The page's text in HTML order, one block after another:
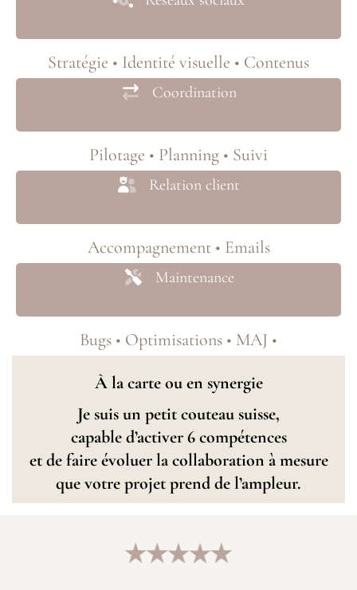
Stratégie • Identité visuelle • Contenus
Coordination
Pilotage • Planning • Suivi
Relation client
Accompagnement • Emails
Maintenance
Bugs • Optimisations • MAJ •
À la carte ou en synergie
Je suis un petit couteau suisse,
capable d’activer 6 compétences
et de faire évoluer la collaboration à mesure
que votre projet prend de l’ampleur.